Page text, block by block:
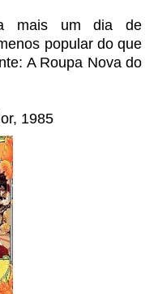
mais um dia de
popular do que
A Roupa Nova do
1985